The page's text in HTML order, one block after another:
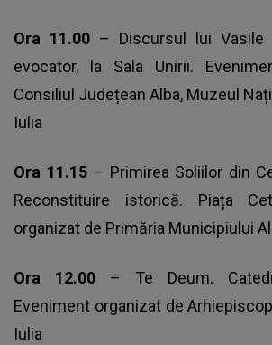
Ora 11.00 – Discursul lui Vasile
evocator, la Sala Unirii.
Consiliul Județean Alba, Muzeul
Iulia
Ora 11.15 – Primirea Soliilor din
Reconstituire istorică. Piața
organizat de Primăria Municipiului
Ora 12.00 – Te Deum.
Eveniment organizat de
Iulia